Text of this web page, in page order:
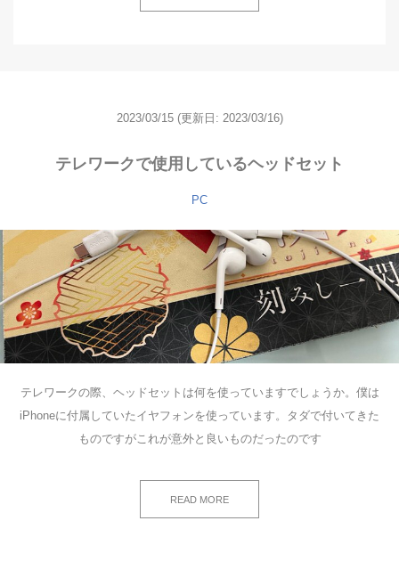
2023/03/15 (更新日: 2023/03/16)
テレワークで使用しているヘッドセット
PC
テレワークの際、ヘッドセットは何を使っていますでしょうか。僕は
iPhoneに付属していたイヤフォンを使っています。タダで付いてきた
ものですがこれが意外と良いものだったのです
READ MORE